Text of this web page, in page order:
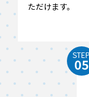
ただけます。
STEP
05